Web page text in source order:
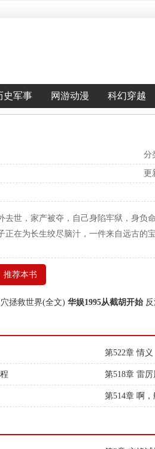
史军事 网游动漫 科幻穿越
分
更
去世，家产被夺，自己身陷牢狱，身
正在为长生绞尽脑汁，一件来自远古
推荐本书
拯救世界(全文) 华娱1995从截胡开始
第522章 情义
第518章 雷
第514章 啊，